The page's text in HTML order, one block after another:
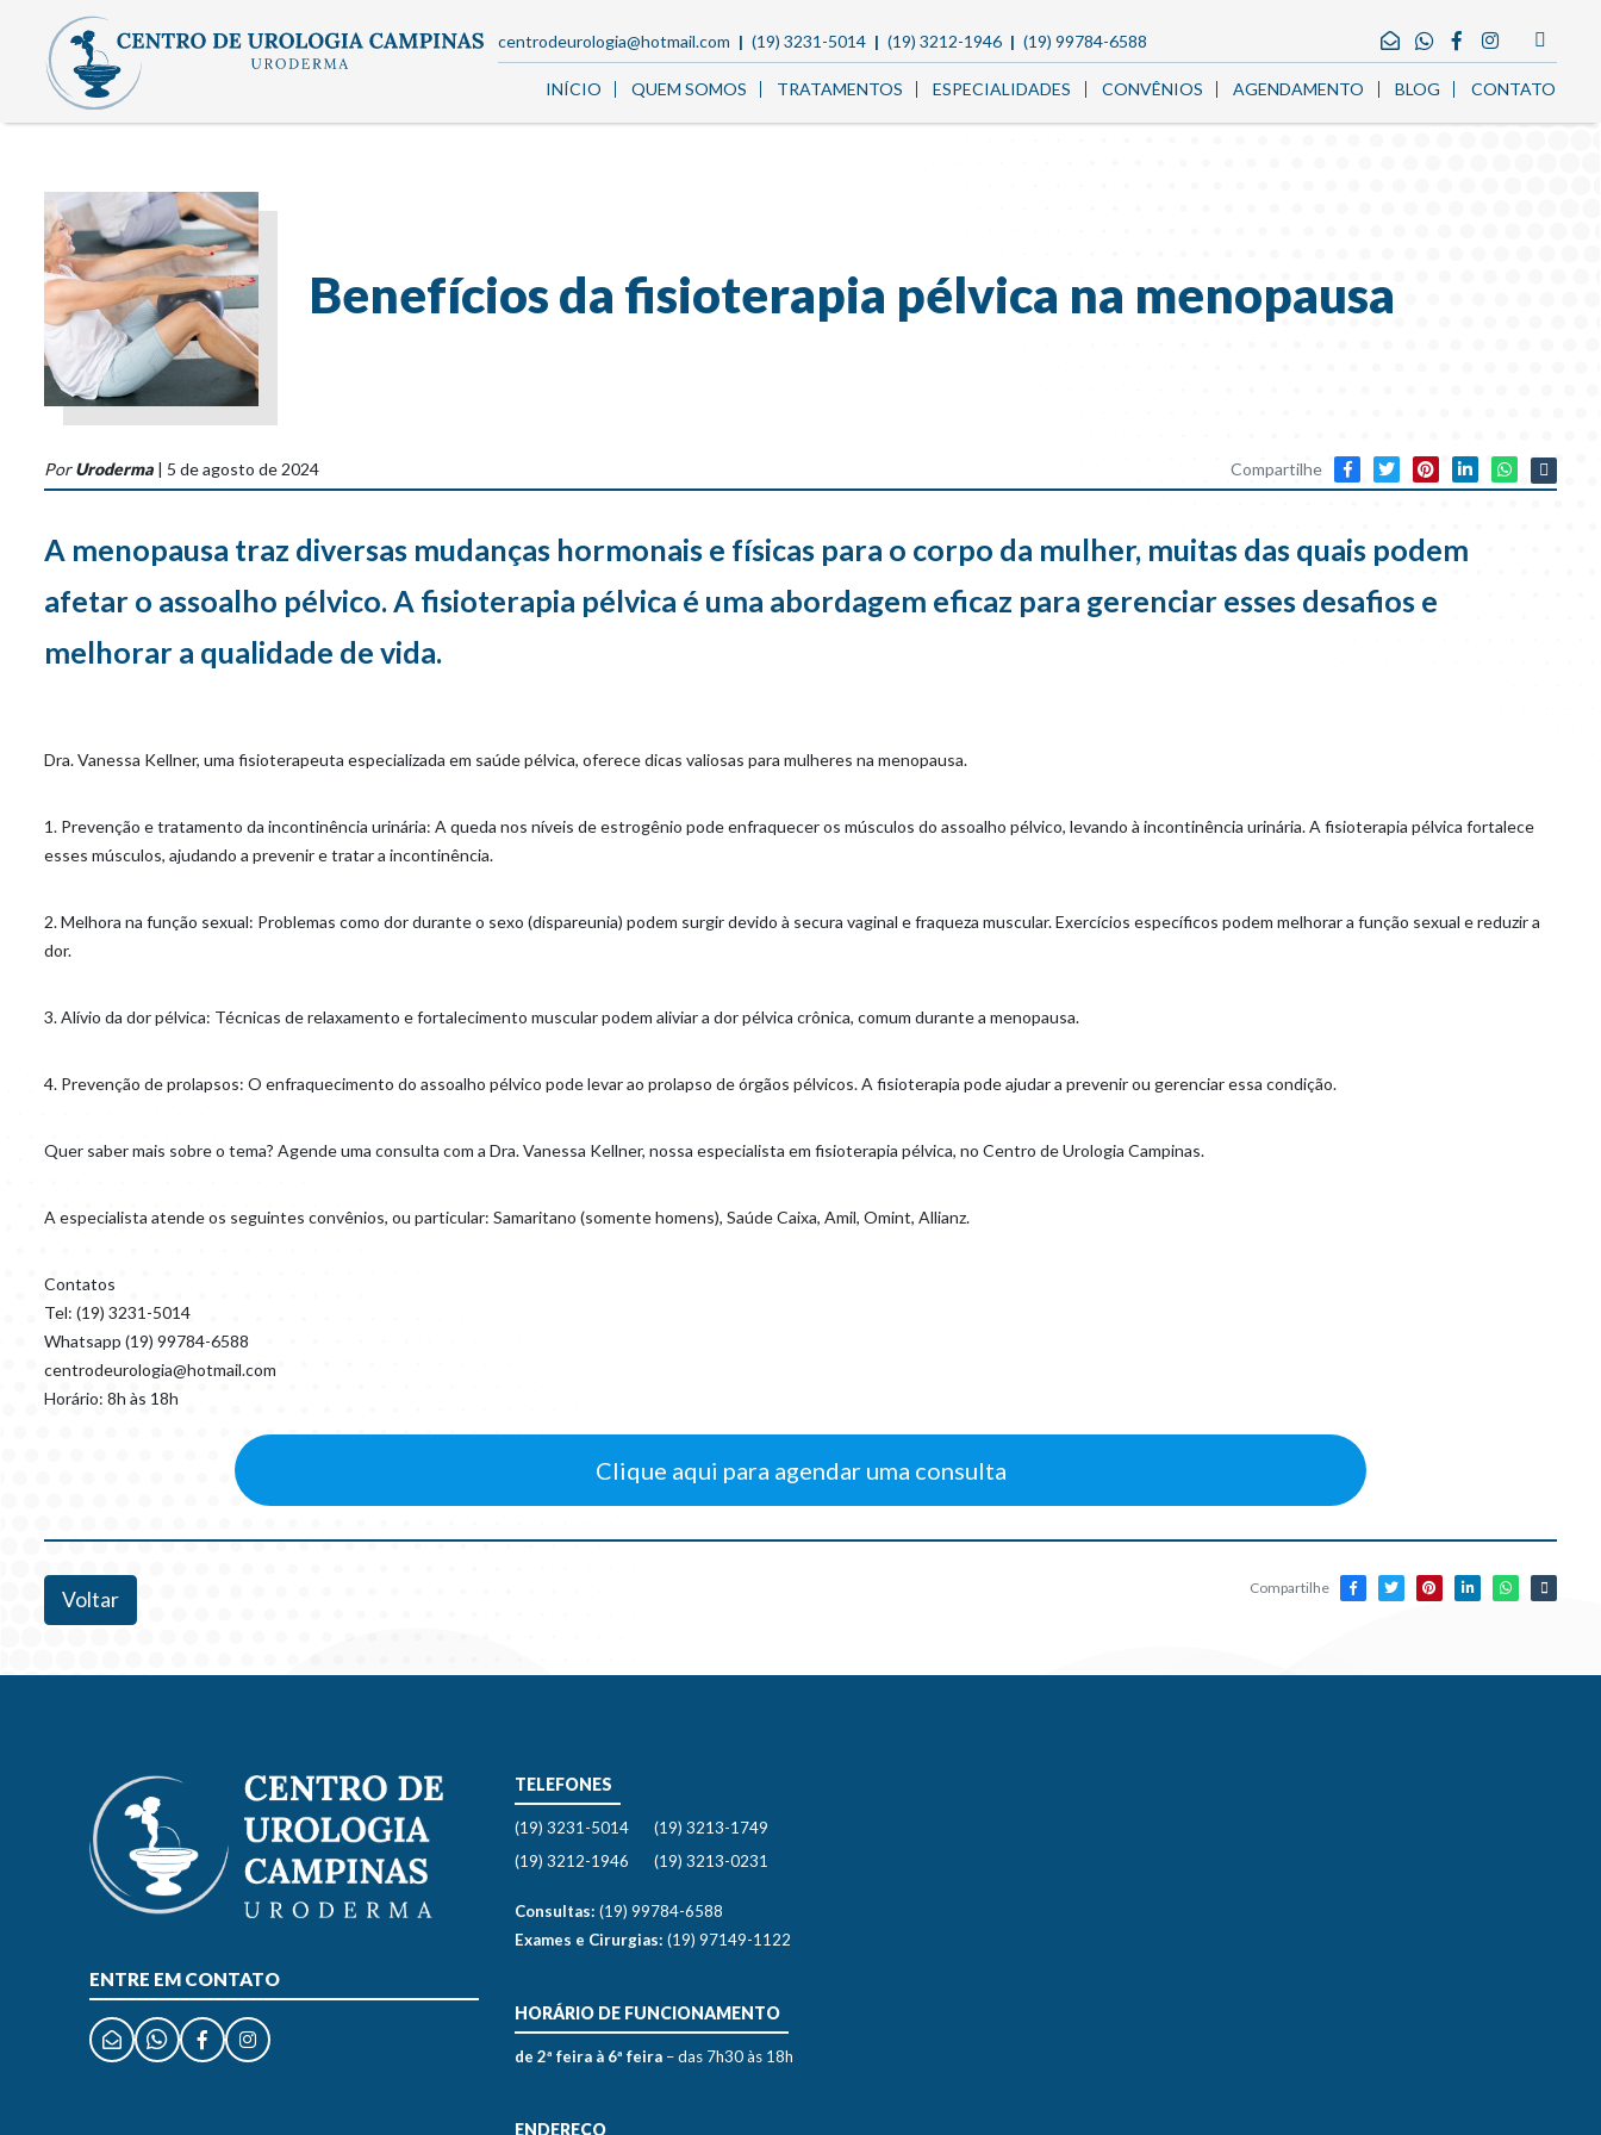
centrodeurologia@hotmail.com (19) 3231-5014 (19) 3212-1946 (19) 99784-6588
INÍCIO QUEM SOMOS TRATAMENTOS ESPECIALIDADES CONVÊNIOS AGENDAMENTO BLOG CONTATO
Benefícios da fisioterapia pélvica na menopausa
PorUroderma | 5 de agosto de 2024 Compartilhe
A menopausa traz diversas mudanças hormonais e físicas para o corpo da mulher, muitas das quais podem
afetar o assoalho pélvico. A fisioterapia pélvica é uma abordagem eficaz para gerenciar esses desafios e
melhorar a qualidade de vida.
Dra. Vanessa Kellner, uma fisioterapeuta especializada em saúde pélvica, oferece dicas valiosas para mulheres na menopausa.
1. Prevenção e tratamento da incontinência urinária: A queda nos níveis de estrogênio pode enfraquecer os músculos do assoalho pélvico, levando à incontinência urinária. A fisioterapia pélvica fortalece
esses músculos, ajudando a prevenir e tratar a incontinência.
2. Melhora na função sexual: Problemas como dor durante o sexo (dispareunia) podem surgir devido à secura vaginal e fraqueza muscular. Exercícios específicos podem melhorar a função sexual e reduzir a
dor.
3. Alívio da dor pélvica: Técnicas de relaxamento e fortalecimento muscular podem aliviar a dor pélvica crônica, comum durante a menopausa.
4. Prevenção de prolapsos: O enfraquecimento do assoalho pélvico pode levar ao prolapso de órgãos pélvicos. A fisioterapia pode ajudar a prevenir ou gerenciar essa condição.
Quer saber mais sobre o tema? Agende uma consulta com a Dra. Vanessa Kellner, nossa especialista em fisioterapia pélvica, no Centro de Urologia Campinas.
A especialista atende os seguintes convênios, ou particular: Samaritano (somente homens), Saúde Caixa, Amil, Omint, Allianz.
Contatos
Tel: (19) 3231-5014
Whatsapp (19) 99784-6588
centrodeurologia@hotmail.com
Horário: 8h às 18h
Clique aqui para agendar uma consulta
Voltar Compartilhe
ENTRE EM CONTATO
TELEFONES
(19) 3231-5014
(19) 3212-1946
(19) 3213-1749
(19) 3213-0231
Consultas: (19) 99784-6588
Exames e Cirurgias: (19) 97149-1122
HORÁRIO DE FUNCIONAMENTO
de 2ª feira à 6ª feira – das 7h30 às 18h
ENDEREÇO